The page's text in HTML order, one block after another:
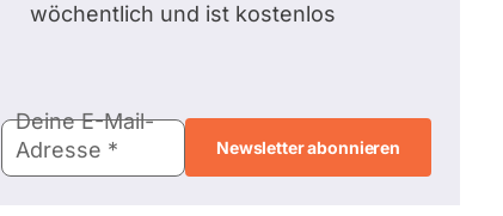
wöchentlich und ist kostenlos
Mail-
Adresse
Deine E-Mail-
Adresse